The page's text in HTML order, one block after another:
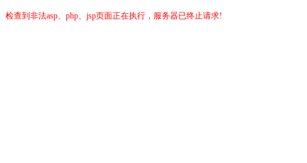
检查到非法asp、php、jsp页面正在执行，服务器已终止请求!